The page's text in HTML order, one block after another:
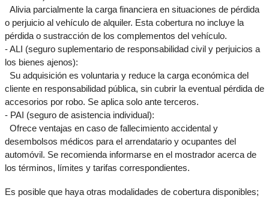
Alivia parcialmente la carga financiera en situaciones de pérdida
o perjuicio al vehículo de alquiler. Esta cobertura no incluye la
pérdida o sustracción de los complementos del vehículo.
- ALI (seguro suplementario de responsabilidad civil y perjuicios a
los bienes ajenos):
Su adquisición es voluntaria y reduce la carga económica del
cliente en responsabilidad pública, sin cubrir la eventual pérdida de
accesorios por robo. Se aplica solo ante terceros.
- PAI (seguro de asistencia individual):
Ofrece ventajas en caso de fallecimiento accidental y
desembolsos médicos para el arrendatario y ocupantes del
automóvil. Se recomienda informarse en el mostrador acerca de
los términos, límites y tarifas correspondientes.
Es posible que haya otras modalidades de cobertura disponibles;